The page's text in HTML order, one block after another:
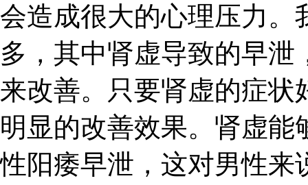
会造成很大的心理压力。
多，其中肾虚导致的早
来改善。只要肾虚的症状
明显的改善效果。肾虚
性阳痿早泄，这对男性来